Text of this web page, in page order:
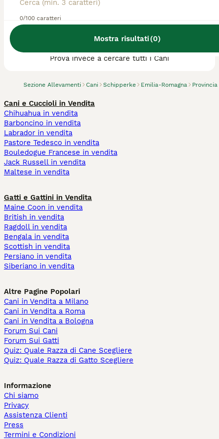
0/100 caratteri
Mostra risultati(0)
Sezione Allevamenti Cani Schipperke Emilia-Romagna
Abbiamo trovato 0 Allevamento di
Prova invece a cercare tutti i Cani
Cani e Cuccioli in Vendita
Chihuahua in vendita
Barboncino in vendita
Labrador in vendita
Pastore Tedesco in vendita
Bouledogue Francese in vendita
Jack Russell in vendita
Maltese in vendita
Gatti e Gattini in Vendita
Maine Coon in vendita
British in vendita
Ragdoll in vendita
Bengala in vendita
Scottish in vendita
Persiano in vendita
Siberiano in vendita
Altre Pagine Popolari
Cani in Vendita a Milano
Cani in Vendita a Roma
Cani in Vendita a Bologna
Forum Sui Cani
Forum Sui Gatti
Quiz: Quale Razza di Cane Scegliere
Quiz: Quale Razza di Gatto Scegliere
Informazione
Chi siamo
Privacy
Assistenza Clienti
Press
Termini e Condizioni